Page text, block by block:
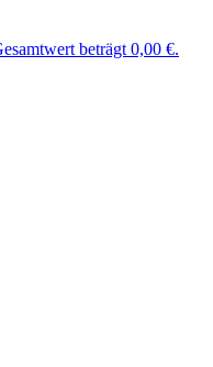
beträgt 0,00 €.